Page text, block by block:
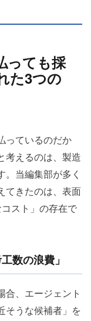
っても採
た3つの
っているのだか
考えるのは、製造
。当編集部が多く
てきたのは、表面
スト」の存在で
数の浪費」
合、エージェント
そうな候補者」を